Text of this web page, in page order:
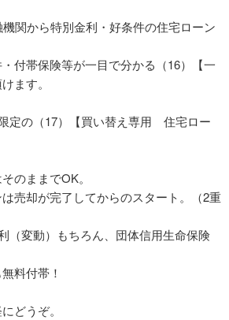
関から特別金利・好条件の住宅ローン
付帯保険等が一目で分かる（16）【一
ます。
定の（17）【買い替え専用 住宅ロー
のままでOK。
売却が完了してからのスタート。（2重
（変動）もちろん、団体信用生命保険
料付帯！
どうぞ。